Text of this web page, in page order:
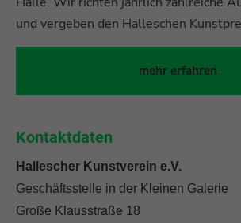
und vergeben den Halleschen
mehr erfahren
Kontaktdaten
Hallescher Kunstverein e.V.
Geschäftsstelle in der Kleinen Galerie
Große Klausstraße 18